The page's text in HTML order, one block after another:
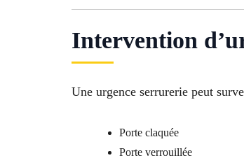
Intervention
Une urgence serrurerie peut
Porte claquée
Porte verrouillée